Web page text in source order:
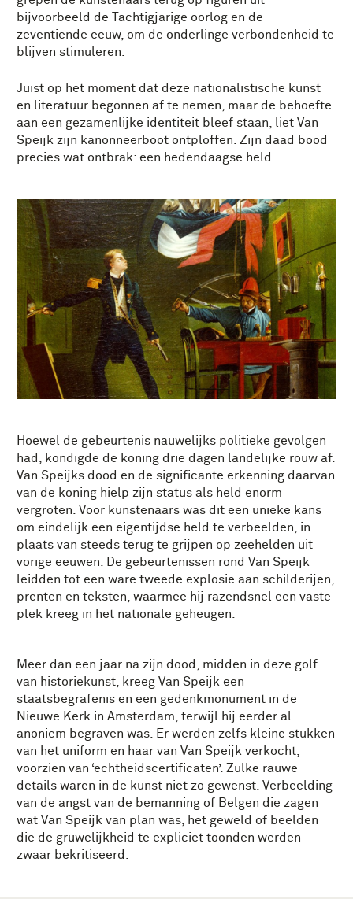
bijvoorbeeld de Tachtigjarige oorlog en de
zeventiende eeuw, om de onderlinge verbondenheid te
blijven stimuleren.
Juist op het moment dat deze nationalistische kunst
en literatuur begonnen af te nemen, maar de behoefte
aan een gezamenlijke identiteit bleef staan, liet Van
Speijk zijn kanonneerboot ontploffen. Zijn daad bood
precies wat ontbrak: een hedendaagse held.
Hoewel de gebeurtenis nauwelijks politieke gevolgen
had, kondigde de koning drie dagen landelijke rouw af.
Van Speijks dood en de significante erkenning daarvan
van de koning hielp zijn status als held enorm
vergroten. Voor kunstenaars was dit een unieke kans
om eindelijk een eigentijdse held te verbeelden, in
plaats van steeds terug te grijpen op zeehelden uit
vorige eeuwen. De gebeurtenissen rond Van Speijk
leidden tot een ware tweede explosie aan schilderijen,
prenten en teksten, waarmee hij razendsnel een vaste
plek kreeg in het nationale geheugen.
Meer dan een jaar na zijn dood, midden in deze golf
van historiekunst, kreeg Van Speijk een
staatsbegrafenis en een gedenkmonument in de
Nieuwe Kerk in Amsterdam, terwijl hij eerder al
anoniem begraven was. Er werden zelfs kleine stukken
van het uniform en haar van Van Speijk verkocht,
voorzien van ‘echtheidscertificaten’. Zulke rauwe
details waren in de kunst niet zo gewenst. Verbeelding
van de angst van de bemanning of Belgen die zagen
wat Van Speijk van plan was, het geweld of beelden
die de gruwelijkheid te expliciet toonden werden
zwaar bekritiseerd.